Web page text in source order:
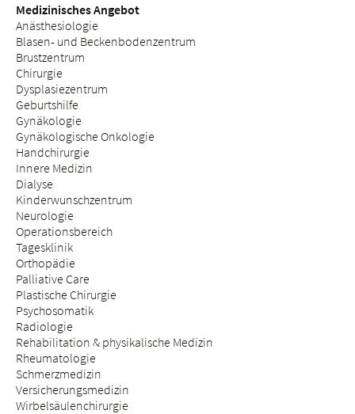
Medizinisches Angebot
Anästhesiologie
Blasen- und Beckenbodenzentrum
Brustzentrum
Chirurgie
Dysplasiezentrum
Geburtshilfe
Gynäkologie
Gynäkologische Onkologie
Handchirurgie
Innere Medizin
Dialyse
Kinderwunschzentrum
Neurologie
Operationsbereich
Tagesklinik
Orthopädie
Palliative Care
Plastische Chirurgie
Psychosomatik
Radiologie
Rehabilitation & physikalische Medizin
Rheumatologie
Schmerzmedizin
Versicherungsmedizin
Wirbelsäulenchirurgie